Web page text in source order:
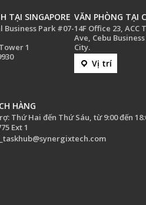
TẠI SINGAPORE
Park #07-
1
VĂN PHÒNG TẠI
14F Office 23, ACC
Ave, Cebu
City.
Vị trí
HÀNG
Thứ Hai đến Thứ Sáu, từ 9:00 đến
Ext 1